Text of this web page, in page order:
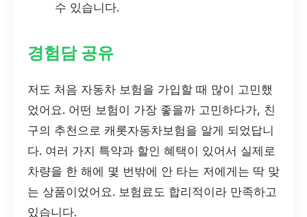
수 있습니다.
경험담 공유
저도 처음 자동차 보험을 가입할 때 많이 고민했
었어요. 어떤 보험이 가장 좋을까 고민하다가, 친
구의 추천으로 캐롯자동차보험을 알게 되었답니
다. 여러 가지 특약과 할인 혜택이 있어서 실제로
차량을 한 해에 몇 번밖에 안 타는 저에게는 딱 맞
는 상품이었어요. 보험료도 합리적이라 만족하고
있습니다.